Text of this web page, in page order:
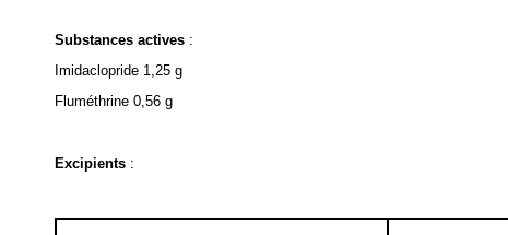
Substances actives :
Imidaclopride 1,25 g
Fluméthrine 0,56 g
Excipients :